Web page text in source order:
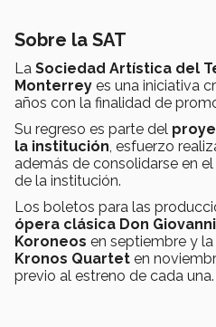
Sobre la SAT
La Sociedad Artística del
Monterrey es una iniciativa
años con la finalidad de
Su regreso es parte del
la institución, esfuerzo
además de consolidarse en
de la institución.
Los boletos para las
ópera clásica Don
Koroneos en septiembre y
Kronos Quartet en
previo al estreno de cada una.